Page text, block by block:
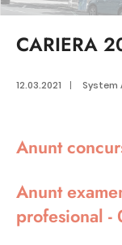
CARIERA
12.03.2021 | System
Anunt
Anunt
profesional